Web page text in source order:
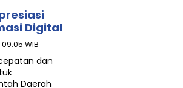
Digital
WIB
dan
Daerah